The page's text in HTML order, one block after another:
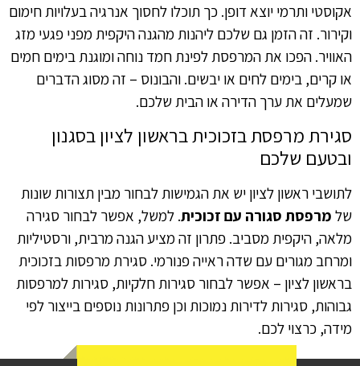
אקוסטי ותרמי יוצא דופן. כך תוכלו לחסוך אנרגיה בעלויות חימום
וקירור. זה הזמן גם שלכם ליהנות מהגנה היקפית מפני פגעי מזג
האוויר. הפכו את המרפסת לפינת חמד נוחה ומוגנת בימים חמים
או קרים, בימים לחים או יבשים. והבונוס – זה מסוג הדברים
שמעלים את ערך הדירה או הבית שלכם.
‏סגירת מרפסת בזכוכית בראשון לציון בסגנון
ובטעם שלכם
‏לתושבי ראשון לציון יש את הגמישות לבחור מבין תצורות שונות
של מרפסת סגורה עם זכוכית. למשל, אפשר לבחור סגירה
מלאה, היקפית מסביב. פתרון זה מציע הגנה מרבית, ורסטיליות
ומרחב מגורים עם שדה ראייה פנורמי. סגירת מרפסות בזכוכית
בראשון לציון – אפשר לבחור סגירות חלקיות, סגירות למרפסות
גבוהות, סגירות לדירות נמוכות וכן פתרונות נוספים בייצור לפי
מידה, כרצוי לכם. ‏